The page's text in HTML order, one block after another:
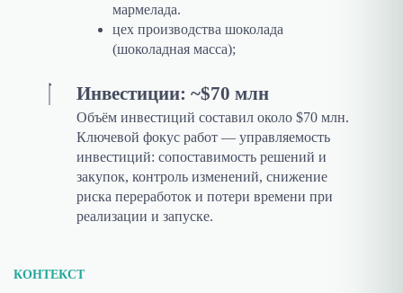
мармелада.
цех производства шоколада
(шоколадная масса);
Инвестиции: ~$70 млн
Объём инвестиций составил около $70 млн.
Ключевой фокус работ — управляемость
инвестиций: сопоставимость решений и
закупок, контроль изменений, снижение
риска переработок и потери времени при
реализации и запуске.
КОНТЕКСТ